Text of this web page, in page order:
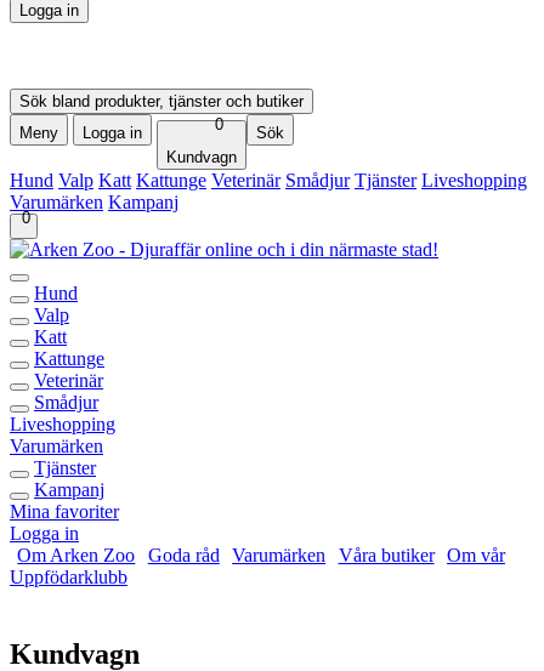
Logga in
Sök bland produkter, tjänster och butiker
Meny
Logga in
0
Kundvagn
Sök
Hund Valp Katt Kattunge Veterinär Smådjur Tjänster Liveshopping
Varumärken Kampanj
0
Hund
Valp
Katt
Kattunge
Veterinär
Smådjur
Liveshopping
Varumärken
Tjänster
Kampanj
Mina favoriter
Logga in
Om Arken Zoo
Goda råd Varumärken Våra butiker
Om vår
Uppfödarklubb
Kundvagn